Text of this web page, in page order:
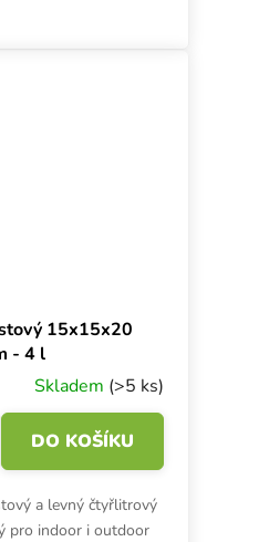
15x15x20
- 4 l
Skladem (>5 ks)
DO KOŠÍKU
a levný čtyřlitrový
pro indoor i outdoor